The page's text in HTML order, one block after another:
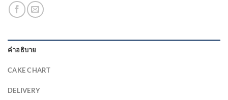
คำอธิบาย
CAKE CHART
DELIVERY